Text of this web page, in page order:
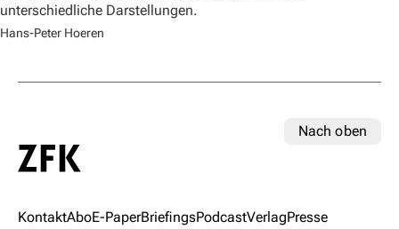
unterschiedliche Darstellungen.
Hans-Peter Hoeren
Nach oben
KontaktAboE-PaperBriefingsPodcastVerlagPresse